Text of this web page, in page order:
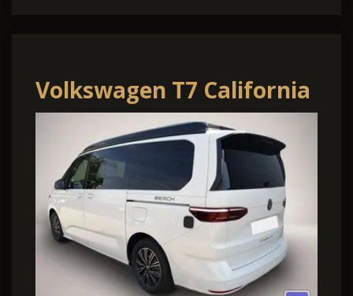
Volkswagen T7 California
Beach Tour eHybrid
4MOTION 1.5 TSI Beach
Tour e.